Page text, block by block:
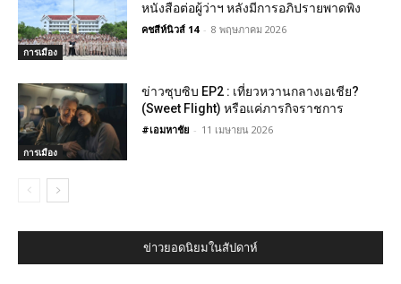
การเมือง
หนังสือต่อผู้ว่าฯ หลังมีการอภิปรายพาดพิง
คชสีห์นิวส์ 14 - 8 พฤษภาคม 2026
การเมือง
ข่าวซุบซิบ EP2 : เที่ยวหวานกลางเอเชีย?
(Sweet Flight) หรือแค่ภารกิจราชการ
#เอมหาชัย - 11 เมษายน 2026
ข่าวยอดนิยมในสัปดาห์